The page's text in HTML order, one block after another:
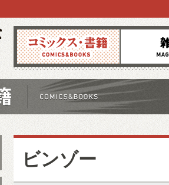
コミックス 雑誌
ビンゾー